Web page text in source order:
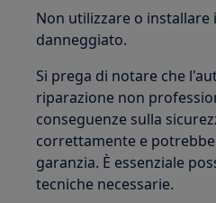
Non utilizzare o
danneggiato.
Si prega di notare che
riparazione non
conseguenze sulla
correttamente e
garanzia. È essenziale
tecniche necessarie.